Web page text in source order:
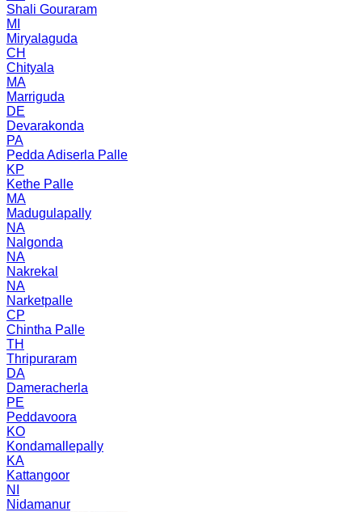
Shali Gouraram
MI
Miryalaguda
CH
Chityala
MA
Marriguda
DE
Devarakonda
PA
Pedda Adiserla Palle
KP
Kethe Palle
MA
Madugulapally
NA
Nalgonda
NA
Nakrekal
NA
Narketpalle
CP
Chintha Palle
TH
Thripuraram
DA
Dameracherla
PE
Peddavoora
KO
Kondamallepally
KA
Kattangoor
NI
Nidamanur